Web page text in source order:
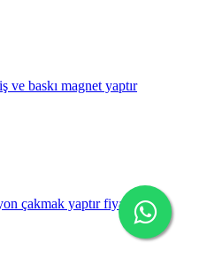
ve baskı magnet yaptır
çakmak yaptır fiyatları